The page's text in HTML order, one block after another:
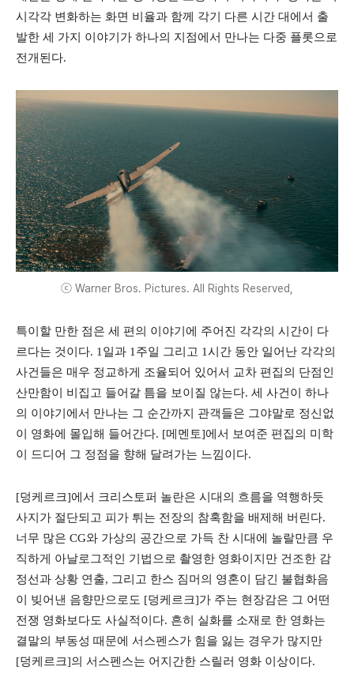
시각각 변화하는 화면 비율과 함께 각기 다른 시간 대에서 출
발한 세 가지 이야기가 하나의 지점에서 만나는 다중 플롯으로
전개된다.
ⓒ Warner Bros. Pictures. All Rights Reserved,
특이할 만한 점은 세 편의 이야기에 주어진 각각의 시간이 다
르다는 것이다. 1일과 1주일 그리고 1시간 동안 일어난 각각의
사건들은 매우 정교하게 조율되어 있어서 교차 편집의 단점인
산만함이 비집고 들어갈 틈을 보이질 않는다. 세 사건이 하나
의 이야기에서 만나는 그 순간까지 관객들은 그야말로 정신없
이 영화에 몰입해 들어간다. [메멘토]에서 보여준 편집의 미학
이 드디어 그 정점을 향해 달려가는 느낌이다.
[덩케르크]에서 크리스토퍼 놀란은 시대의 흐름을 역행하듯
사지가 절단되고 피가 튀는 전장의 참혹함을 배제해 버린다.
너무 많은 CG와 가상의 공간으로 가득 찬 시대에 놀랄만큼 우
직하게 아날로그적인 기법으로 촬영한 영화이지만 건조한 감
정선과 상황 연출, 그리고 한스 짐머의 영혼이 담긴 불협화음
이 빚어낸 음향만으로도 [덩케르크]가 주는 현장감은 그 어떤
전쟁 영화보다도 사실적이다. 흔히 실화를 소재로 한 영화는
결말의 부동성 때문에 서스펜스가 힘을 잃는 경우가 많지만
[덩케르크]의 서스펜스는 어지간한 스릴러 영화 이상이다.